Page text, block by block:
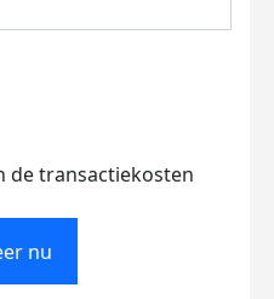
de transactiekosten
nu